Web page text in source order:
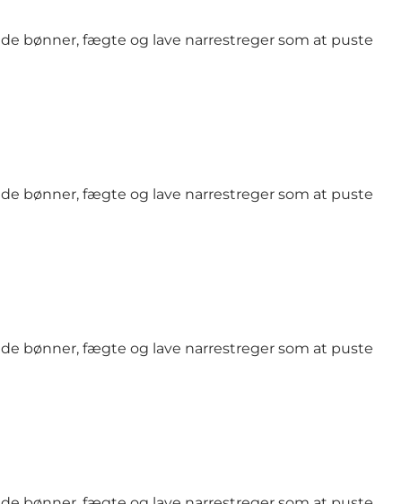
bønner, fægte og lave narrestreger som at puste
bønner, fægte og lave narrestreger som at puste
bønner, fægte og lave narrestreger som at puste